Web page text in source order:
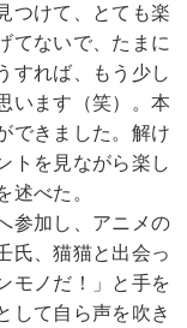
つけて、とても楽
てないで、たまに
すれば、もう少し
います（笑）。本
できました。解け
トを見ながら楽し
述べた。
参加し、アニメの
氏、猫猫と出会っ
モノだ！」と手を
して自ら声を吹き